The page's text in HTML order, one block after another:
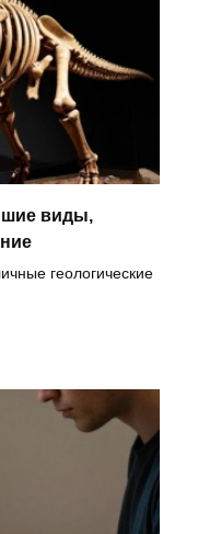
виды,
геологические